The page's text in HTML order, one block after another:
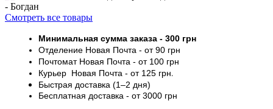
- Богдан
Смотреть все товары
Минимальная сумма заказа - 300 грн
Отделение Новая Почта - от 90 грн
ПочтоматНовая Почта - от 100 грн
Курьер Новая Почта - от 125 грн.
Быстрая доставка (1–2 дня)
Бесплатная доставка - от 3000 грн